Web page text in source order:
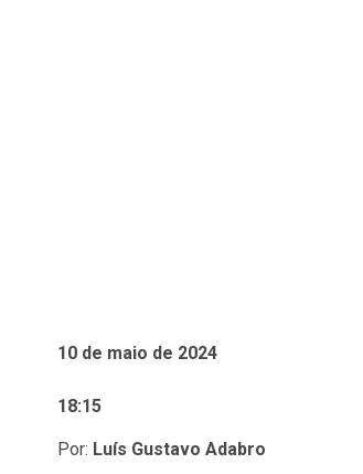
10 de maio de 2024
18:15
Por: Luís Gustavo Adabro